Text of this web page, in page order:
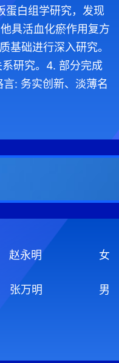
蛋白组学研究，发现
具活血化瘀作用复方
基础进行深入研究。
研究。4. 部分完成
: 务实创新、淡薄名
赵永明 女
张万明 男